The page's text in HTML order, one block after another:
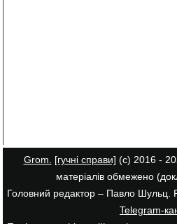
Grom. [гучні справи] (с) 2016 -
матеріалів обмежено
Головний редактор – Павло Шульц.
Telegram-